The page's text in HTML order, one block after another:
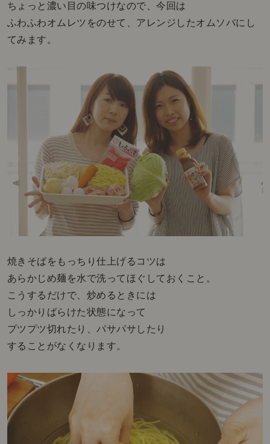
ちょっと濃い目の味つけなので、今回は
ふわふわオムレツをのせて、アレンジしたオムソバにし
てみます。
焼きそばをもっちり仕上げるコツは
あらかじめ麺を水で洗ってほぐしておくこと。
こうするだけで、炒めるときには
しっかりばらけた状態になって
プツプツ切れたり、パサパサしたり
することがなくなります。